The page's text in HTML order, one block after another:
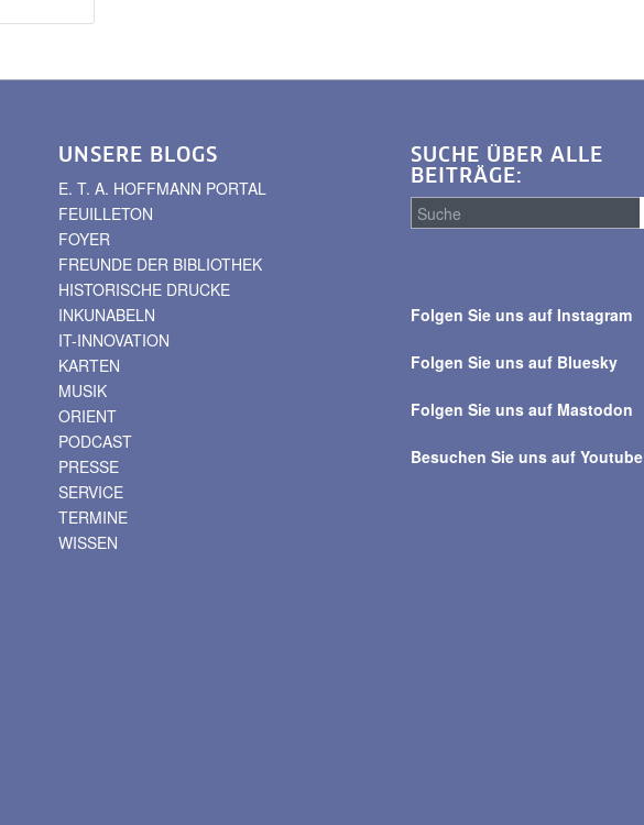
UNSERE BLOGS
E. T. A. HOFFMANN PORTAL
FEUILLETON
FOYER
FREUNDE DER BIBLIOTHEK
HISTORISCHE DRUCKE
INKUNABELN
IT-INNOVATION
KARTEN
MUSIK
ORIENT
PODCAST
PRESSE
SERVICE
TERMINE
WISSEN
SUCHE ÜBER ALLE
BEITRÄGE:
alle
Folgen Sie uns auf Instagram
Folgen Sie uns auf Bluesky
Folgen Sie uns auf Mastodon
Besuchen Sie uns auf Youtube